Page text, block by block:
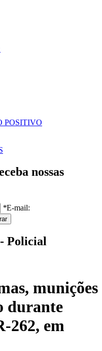
POSITIVO
nossas
*E-mail:
Policial
munições
durante
262, em